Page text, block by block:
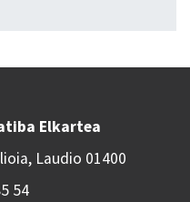
Elkartea
Laudio 01400
54